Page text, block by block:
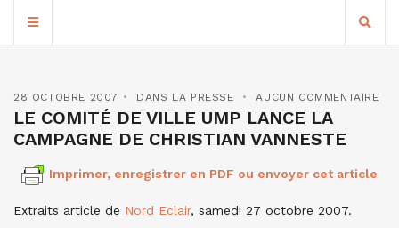
28 OCTOBRE 2007 DANS LA PRESSE AUCUN COMMENTAIRE
LE COMITÉ DE VILLE UMP LANCE LA
CAMPAGNE DE CHRISTIAN VANNESTE
Imprimer, enregistrer en PDF ou envoyer cet article
Extraits article de Nord Eclair, samedi 27 octobre 2007.